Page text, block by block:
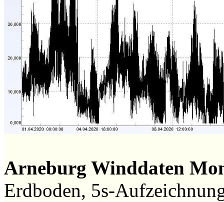
Arneburg Winddaten
Erdboden, 5s-